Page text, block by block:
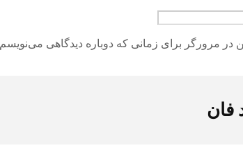
در مرورگر برای زمانی که دوباره دیدگاهی می‌نویسم.
فان